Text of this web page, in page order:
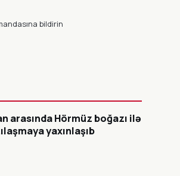
bildirin
arasında Hörmüz boğazı ilə
yaxınlaşıb